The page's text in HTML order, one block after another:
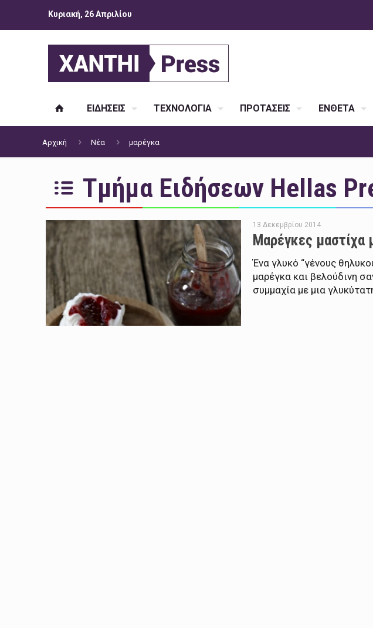
Κυριακή, 26 Απριλίου
ΕΙΔΗΣΕΙΣ ΤΕΧΝΟΛΟΓΙΑ ΠΡΟΤΑΣΕΙΣ ΕΝΘΕΤΑ
Αρχική Νέα μαρέγκα
Τμήμα Ειδήσεων Hellas
13 Δεκεμβρίου 2014
Μαρέγκες μαστίχα
Ένα γλυκό “γένους
μαρέγκα και βελούδινη
συμμαχία με μια